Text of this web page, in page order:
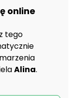
online
tego
Alina.